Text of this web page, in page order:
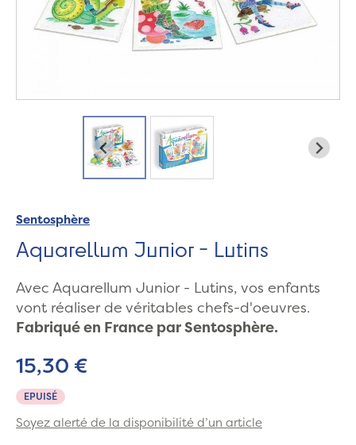
Sentosphère
Aquarellum Junior - Lutins
Avec Aquarellum Junior - Lutins, vos enfants
vont réaliser de véritables chefs-d'oeuvres.
Fabriqué en France par Sentosphère.
EPUISÉ
15,30 €
Soyez alerté de la disponibilité d’un article